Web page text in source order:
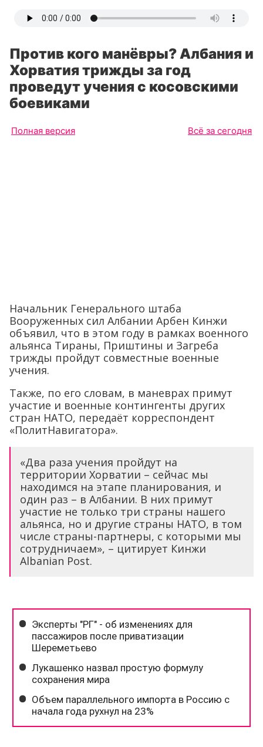
Против кого манёвры? Албания и
Хорватия трижды за год
проведут учения с косовскими
боевиками
Полная версия Всё за сегодня
Начальник Генерального штаба
Вооруженных сил Албании Арбен Кинжи
объявил, что в этом году в рамках военного
альянса Тираны, Приштины и Загреба
трижды пройдут совместные военные
учения.
Также, по его словам, в маневрах примут
участие и военные контингенты других
стран НАТО, передаёт корреспондент
«ПолитНавигатора».
«Два раза учения пройдут на
территории Хорватии – сейчас мы
находимся на этапе планирования, и
один раз – в Албании. В них примут
участие не только три страны нашего
альянса, но и другие страны НАТО, в том
числе страны-партнеры, с которыми мы
сотрудничаем», – цитирует Кинжи
Albanian Post.